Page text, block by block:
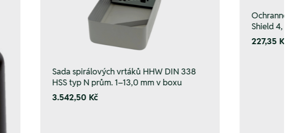
Sada spirálových vrtáků HHW DIN 338
HSS typ N prům. 1–13,0 mm v boxu
3.542,50 Kč
Ochranné
Shield 4,
227,35 Kč